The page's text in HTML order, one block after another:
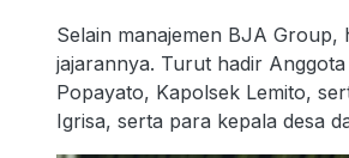
Selain manajemen BJA
jajarannya. Turut hadir
Popayato, Kapolsek Lemito,
Igrisa, serta para kepala desa